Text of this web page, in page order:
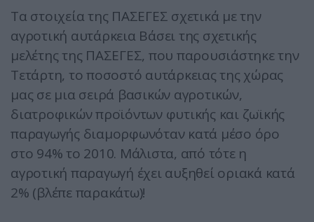
Τα στοιχεία της ΠΑΣΕΓΕΣ σχετικά με την
αγροτική αυτάρκεια Βάσει της σχετικής
μελέτης της ΠΑΣΕΓΕΣ, που παρουσιάστηκε την
Τετάρτη, το ποσοστό αυτάρκειας της χώρας
μας σε μια σειρά βασικών αγροτικών,
διατροφικών προϊόντων φυτικής και ζωϊκής
παραγωγής διαμορφωνόταν κατά μέσο όρο
στο 94% το 2010. Μάλιστα, από τότε η
αγροτική παραγωγή έχει αυξηθεί οριακά κατά
2% (βλέπε παρακάτω)!